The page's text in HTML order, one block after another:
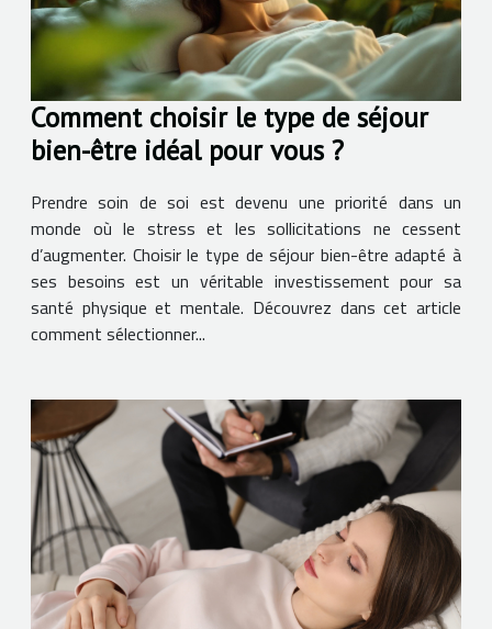
Comment choisir le type de séjour
bien-être idéal pour vous ?
Prendre soin de soi est devenu une priorité dans un
monde où le stress et les sollicitations ne cessent
d’augmenter. Choisir le type de séjour bien-être adapté à
ses besoins est un véritable investissement pour sa
santé physique et mentale. Découvrez dans cet article
comment sélectionner...